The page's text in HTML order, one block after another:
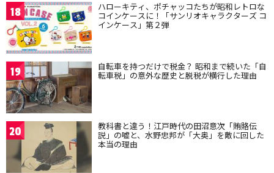
18 ハローキティ、ポチャッコたちが昭和レトロな
コインケースに！「サンリオキャラクターズ コ
インケース」第２弾
19 自転車を持つだけで税金？ 昭和まで続いた「自
転車税」の意外な歴史と脱税が横行した理由
20 教科書と違う！江戸時代の田沼意次「賄賂伝
説」の嘘と、水野忠邦が「大奥」を敵に回した
本当の理由